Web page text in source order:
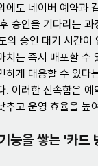
에도 네이버 예약과
승인을 기다리는 과
의 승인 대기 시간이
치는 즉시 배포할 수
하게 대응할 수 있다
. 이러한 신속함은 예
추고 운영 효율을 높
능을 쌓는 '카드